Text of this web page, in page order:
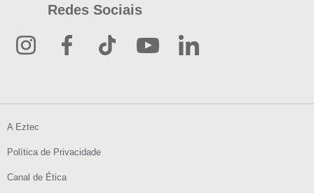
Redes Sociais
A Eztec
Política de Privacidade
Canal de Ética